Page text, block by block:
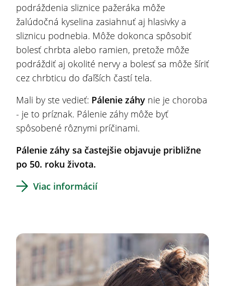
podráždenia sliznice pažeráka môže
žalúdočná kyselina zasiahnuť aj hlasivky a
sliznicu podnebia. Môže dokonca spôsobiť
bolesť chrbta alebo ramien, pretože môže
podráždiť aj okolité nervy a bolesť sa môže šíriť
cez chrbticu do ďaľších častí tela.
Mali by ste vedieť: Pálenie záhy nie je choroba
- je to príznak. Pálenie záhy môže byť
spôsobené rôznymi príčinami.
Pálenie záhy sa častejšie objavuje približne
po 50. roku života.
Viac informácií